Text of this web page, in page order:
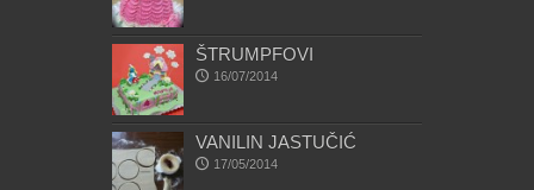
ŠTRUMPFOVI
16/07/2014
VANILIN JASTUČIĆ
17/05/2014